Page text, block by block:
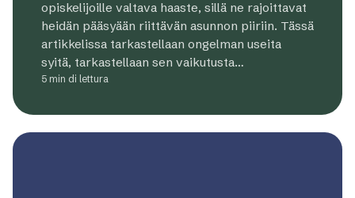
opiskelijoille valtava haaste, sillä ne rajoittavat
heidän pääsyään riittävän asunnon piiriin. Tässä
artikkelissa tarkastellaan ongelman useita
syitä, tarkastellaan sen vaikutusta…
5 min di lettura